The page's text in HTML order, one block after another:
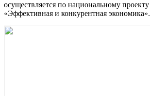
осуществляется по национальному проекту
«Эффективная и конкурентная экономика».